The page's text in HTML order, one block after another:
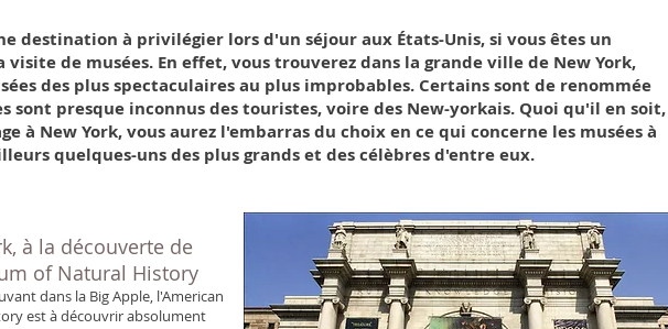
destination à privilégier lors d'un séjour aux États-Unis, si vous êtes un
de musées. En effet, vous trouverez dans la grande ville de New York,
des plus spectaculaires au plus improbables. Certains sont de renommée
sont presque inconnus des touristes, voire des New-yorkais. Quoi qu'il en soit,
à New York, vous aurez l'embarras du choix en ce qui concerne les musées à
quelques-uns des plus grands et des célèbres d'entre eux.
à la découverte de
of Natural History
dans la Big Apple, l'American
est à découvrir absolument